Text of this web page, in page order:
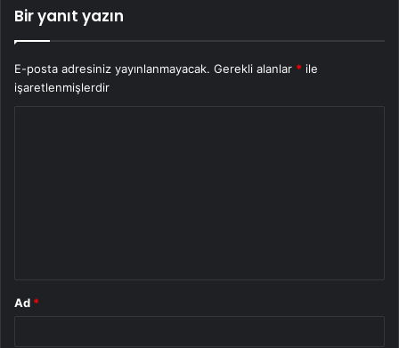
Bir yanıt yazın
E-posta adresiniz yayınlanmayacak. Gerekli alanlar * ile
işaretlenmişlerdir
Ad *